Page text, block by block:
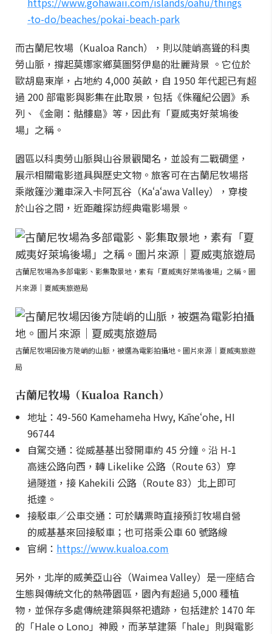
-to-do/beaches/pokai-beach-park
而古蘭尼牧場（Kualoa Ranch），則以陡峭高聳的科奧
勞山脈，撐起莫娜家鄉莫圖努伊島的壯麗背景 。它位於
歐胡島東岸，占地約 4,000 英畝，自 1950 年代起已有超
過 200 部電影與影集在此取景，包括《侏羅紀公園》系
列、《金剛：骷髏島》等，因此有「夏威夷好萊塢後
場」之稱。
園區以科奧勞山脈與山谷景觀聞名，並設有二戰碉堡，
展示相關電影道具與歷史文物。旅客可在古蘭尼牧場搭
乘敞篷沙灘車深入卡阿瓦谷（Kaʻaʻawa Valley），穿梭
於山谷之間，近距離探訪經典電影場景。
古蘭尼牧場為多部電影、影集取景地，素有「夏威夷好萊塢後場」之稱。圖
片來源｜夏威夷旅遊局
古蘭尼牧場因後方陡峭的山脈，被選為電影拍攝地。圖片來源｜夏威夷旅遊
局
古蘭尼牧場（Kualoa Ranch）
地址：49-560 Kamehameha Hwy, Kāneʻohe, HI
96744
自駕交通：從威基基出發開車約 45 分鐘。沿 H-1
高速公路向西，轉 Likelike 公路（Route 63）穿
過隧道，接 Kahekili 公路（Route 83）北上即可
抵達。
接駁車／公車交通：可於購票時直接預訂牧場自營
的威基基來回接駁車；也可搭乘公車 60 號路線
官網： https://www.kualoa.com
另外，北岸的威美亞山谷（Waimea Valley）是一座結合
生態與傳統文化的熱帶園區，園內有超過 5,000 種植
物，並保存多處傳統建築與祭祀遺跡，包括建於 1470 年
的「Hale o Lono」神殿，而茅草建築「hale」則與電影